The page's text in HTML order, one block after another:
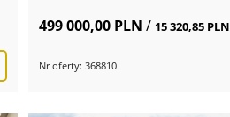
499 000,00 PLN / 15 320,85 PLN
Nr oferty: 368810